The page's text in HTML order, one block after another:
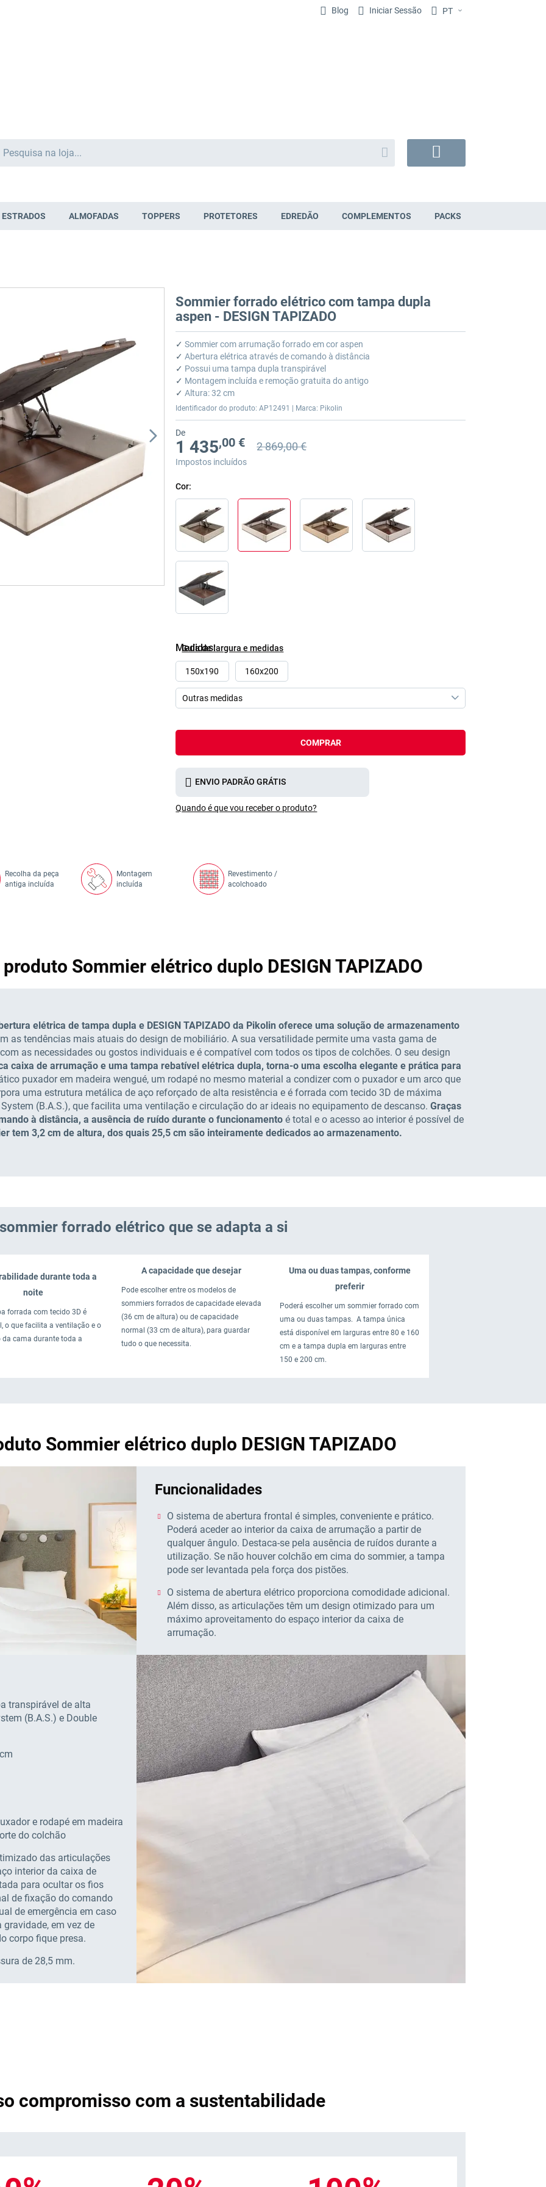
Blog Iniciar Sessão PT
Search
ESTRADOS ALMOFADAS TOPPERS PROTETORES EDREDÃO COMPLEMENTOS PACKS
Sommier forrado elétrico com tampa dupla
aspen - DESIGN TAPIZADO
✓ Sommier com arrumação forrado em cor aspen
✓ Abertura elétrica através de comando à distância
✓ Possui uma tampa dupla transpirável
✓ Montagem incluída e remoção gratuita do antigo
✓ Altura: 32 cm
Identificador do produto: AP12491 | Marca: Pikolin
De
1 435,00 € Preço anterior
Preço anterior 2 869,00 €
2 869,00 €
Impostos incluídos
Cor
Guía de largura e medidas
Medidas
150x190 160x200
COMPRAR
ENVIO PADRÃO GRÁTIS
Quando é que vou receber o produto?
Recolha da peça
antiga incluída
Montagem
incluída
Revestimento /
acolchoado
Sommier elétrico duplo DESIGN TAPIZADO
elétrica de tampa dupla e DESIGN TAPIZADO da Pikolin oferece uma solução de armazenamento
as tendências mais atuais do design de mobiliário. A sua versatilidade permite uma vasta gama de
as necessidades ou gostos individuais e é compatível com todos os tipos de colchões. O seu design
caixa de arrumação e uma tampa rebatível elétrica dupla, torna-o uma escolha elegante e prática para
puxador em madeira wengué, um rodapé no mesmo material a condizer com o puxador e um arco que
uma estrutura metálica de aço reforçado de alta resistência e é forrada com tecido 3D de máxima
(B.A.S.), que facilita uma ventilação e circulação do ar ideais no equipamento de descanso. Graças
à distância, a ausência de ruído durante o funcionamentoé total e o acesso ao interior é possível de
tem 3,2 cm de altura, dos quais 25,5 cm são inteiramente dedicados ao armazenamento.
forrado elétrico que se adapta a si
durante toda a
noite
forrada com tecido 3D é
o que facilita a ventilação e o
da cama durante toda a
A capacidade que desejar
Pode escolher entre os modelos de
sommiers forrados de capacidade elevada
(36 cm de altura) ou de capacidade
normal (33 cm de altura), para guardar
tudo o que necessita.
Uma ou duas tampas, conforme
preferir
Poderá escolher um sommier forrado com
uma ou duas tampas. A tampa única
está disponível em larguras entre 80 e 160
cm e a tampa dupla em larguras entre
150 e 200 cm.
Sommier elétrico duplo DESIGN TAPIZADO
Funcionalidades
O sistema de abertura frontal é simples, conveniente e prático.
Poderá aceder ao interior da caixa de arrumação a partir de
qualquer ângulo. Destaca-se pela ausência de ruídos durante a
utilização. Se não houver colchão em cima do sommier, a tampa
pode ser levantada pela força dos pistões.
O sistema de abertura elétrico proporciona comodidade adicional.
Além disso, as articulações têm um design otimizado para um
máximo aproveitamento do espaço interior da caixa de
arrumação.
transpirável de alta
(B.A.S.) e Double
e rodapé em madeira
do colchão
das articulações
interior da caixa de
para ocultar os fios
de fixação do comando
de emergência em caso
em vez de
corpo fique presa.
de 28,5 mm.
compromisso com a sustentabilidade